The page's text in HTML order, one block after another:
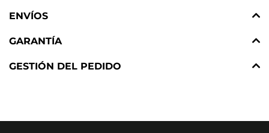
ENVÍOS
GARANTÍA
GESTIÓN DEL PEDIDO